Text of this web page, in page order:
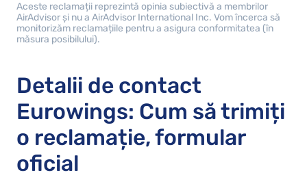
Aceste reclamații reprezintă opinia subiectivă a membrilor
AirAdvisor și nu a AirAdvisor International Inc. Vom încerca să
monitorizăm reclamațiile pentru a asigura conformitatea (în
măsura posibilului).
Detalii de contact
Eurowings: Cum să trimiți
o reclamație, formular
oficial